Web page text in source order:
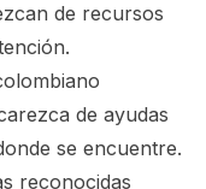
de recursos
de ayudas
se encuentre.
reconocidas